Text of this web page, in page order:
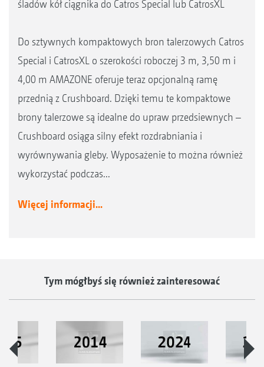
śladów kół ciągnika do Catros Special lub CatrosXL
Do sztywnych kompaktowych bron talerzowych Catros
Special i CatrosXL o szerokości roboczej 3 m, 3,50 m i
4,00 m AMAZONE oferuje teraz opcjonalną ramę
przednią z Crushboard. Dzięki temu te kompaktowe
brony talerzowe są idealne do upraw przedsiewnych –
Crushboard osiąga silny efekt rozdrabniania i
wyrównywania gleby. Wyposażenie to można również
wykorzystać podczas...
Więcej informacji...
Tym mógłbyś się również zainteresować